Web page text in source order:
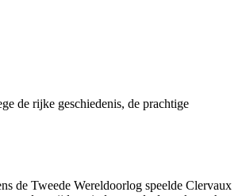
de rijke geschiedenis, de prachtige
de Tweede Wereldoorlog speelde Clervaux